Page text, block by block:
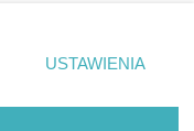
rogu strony
nie wymagają
się
miały
USTAWIENIA